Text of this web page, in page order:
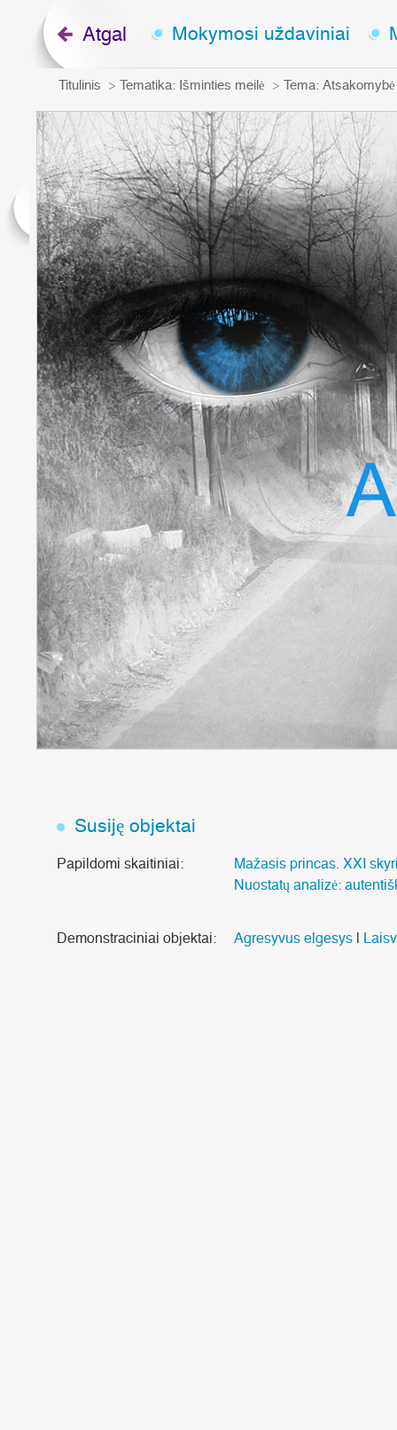
Atgal Mokymosi uždaviniai
Titulinis Tematika: Išminties meilė Tema: Atsakomybė
Susiję objektai
Papildomi skaitiniai:
Mažasis princas. XXI
Nuostatų analizė:
Demonstraciniai objektai: Agresyvus elgesys